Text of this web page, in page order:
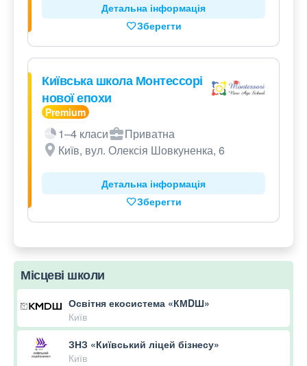
Детальна інформація
Зберегти
Київська школа Монтессорі
нової епохи
1–4 класи
Приватна
Київ, вул. Олексія Шовкуненка, 6
Детальна інформація
Зберегти
Місцеві школи
Освітня екосистема «КМDШ»
Київ
ЗНЗ «Київський ліцей бізнесу»
Київ